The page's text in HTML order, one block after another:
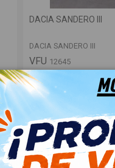
DACIA SANDERO III
DACIA SANDERO III
VFU 12645